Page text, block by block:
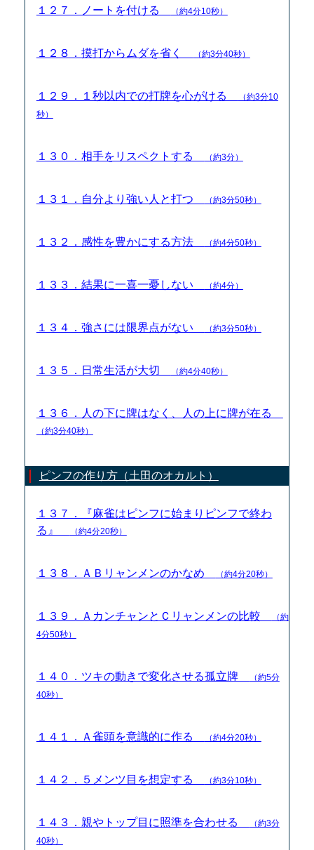
１２７．ノートを付ける （約4分10秒）
１２８．摸打からムダを省く （約3分40秒）
１２９．１秒以内での打牌を心がける
（約3分10
秒）
１３０．相手をリスペクトする （約3分）
１３１．自分より強い人と打つ （約3分50秒）
１３２．感性を豊かにする方法 （約4分50秒）
１３３．結果に一喜一憂しない （約4分）
１３４．強さには限界点がない （約3分50秒）
１３５．日常生活が大切 （約4分40秒）
１３６．人の下に牌はなく、人の上に牌が在る
（約3分40秒）
ピンフの作り方（土田のオカルト）
１３７．『麻雀はピンフに始まりピンフで終わ
る』
（約4分20秒）
１３８．ＡＢリャンメンのかなめ （約4分20秒）
１３９．ＡカンチャンとＣリャンメンの比較
（約
4分50秒）
１４０．ツキの動きで変化させる孤立牌
（約5分
40秒）
１４１．Ａ雀頭を意識的に作る （約4分20秒）
１４２．５メンツ目を想定する （約3分10秒）
１４３．親やトップ目に照準を合わせる
（約3分
40秒）